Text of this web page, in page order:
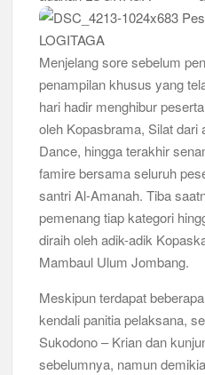
Menjelang sore sebelum
penampilan khusus yang
hari hadir menghibur
oleh Kopasbrama, Silat dari
Dance, hingga terakhir
famire bersama seluruh
santri Al-Amanah. Tiba
pemenang tiap kategori
diraih oleh adik-adik
Mambaul Ulum Jombang.
Meskipun terdapat
kendali panitia pelaksana,
Sukodono – Krian dan
sebelumnya, namun